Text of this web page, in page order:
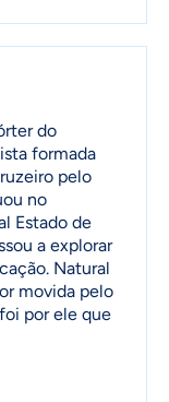
do
formada
pelo
no
Estado de
a explorar
Natural
movida pelo
por ele que